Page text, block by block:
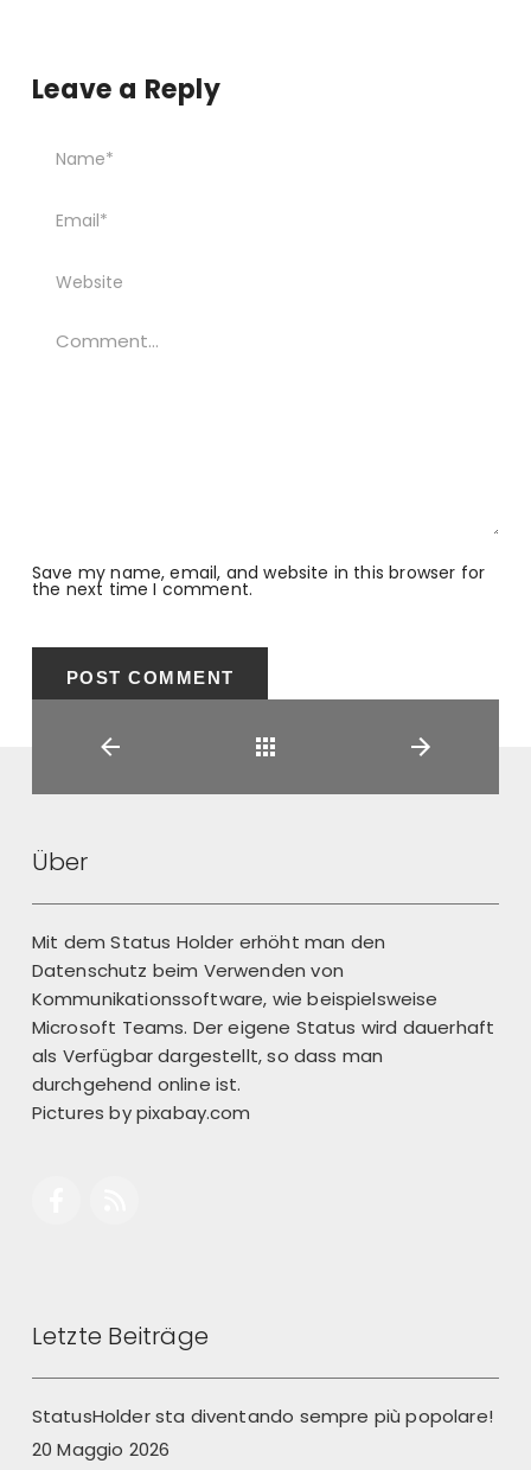
Leave a Reply
Save my name, email, and website in this browser for
the next time I comment.
Über
Mit dem Status Holder erhöht man den
Datenschutz beim Verwenden von
Kommunikationssoftware, wie beispielsweise
Microsoft Teams. Der eigene Status wird dauerhaft
als Verfügbar dargestellt, so dass man
durchgehend online ist.
Pictures bypixabay.com
Letzte Beiträge
StatusHolder sta diventando sempre più popolare!
20 Maggio 2026